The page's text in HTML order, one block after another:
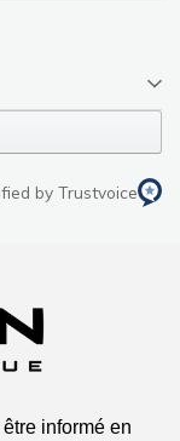
by Trustvoice
informé en